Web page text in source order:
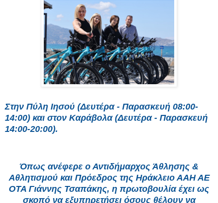
Στην Πύλη Ιησού (Δευτέρα - Παρασκευή 08:00-
14:00) και στον Καράβολα (Δευτέρα - Παρασκευή
14:00-20:00).
Όπως ανέφερε ο Αντιδήμαρχος Άθλησης &
Αθλητισμού και Πρόεδρος της Ηράκλειο ΑΑΗ ΑΕ
ΟΤΑ Γιάννης Τσαπάκης, η πρωτοβουλία έχει ως
σκοπό να εξυπηρετήσει όσους θέλουν να